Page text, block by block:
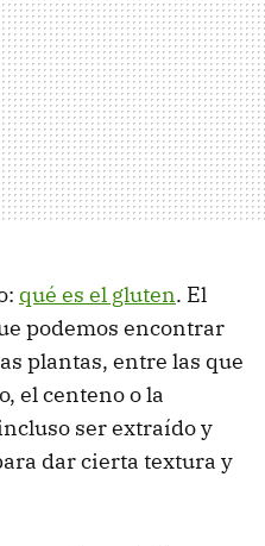
qué es el gluten. El
podemos encontrar
plantas, entre las que
el centeno o la
ser extraído y
dar cierta textura y